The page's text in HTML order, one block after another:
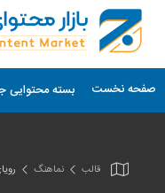
صفحه نخست بسته محتوایی
قالب نماهنگ